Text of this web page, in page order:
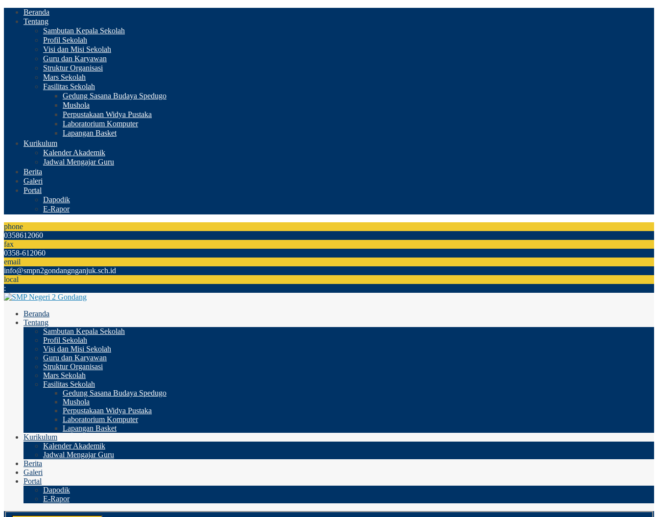
Beranda
Tentang
Sambutan Kepala Sekolah
Profil Sekolah
Visi dan Misi Sekolah
Guru dan Karyawan
Struktur Organisasi
Mars Sekolah
Fasilitas Sekolah
Gedung Sasana Budaya Spedugo
Mushola
Perpustakaan Widya Pustaka
Laboratorium Komputer
Lapangan Basket
Kurikulum
Kalender Akademik
Jadwal Mengajar Guru
Berita
Galeri
Portal
Dapodik
E-Rapor
phone
0358612060
fax
0358-612060
email
info@smpn2gondangnganjuk.sch.id
local
:
Beranda
Tentang
Sambutan Kepala Sekolah
Profil Sekolah
Visi dan Misi Sekolah
Guru dan Karyawan
Struktur Organisasi
Mars Sekolah
Fasilitas Sekolah
Gedung Sasana Budaya Spedugo
Mushola
Perpustakaan Widya Pustaka
Laboratorium Komputer
Lapangan Basket
Kurikulum
Kalender Akademik
Jadwal Mengajar Guru
Berita
Galeri
Portal
Dapodik
E-Rapor